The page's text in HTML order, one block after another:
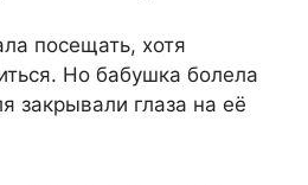
посещать, хотя
Но бабушка болела
закрывали глаза на её